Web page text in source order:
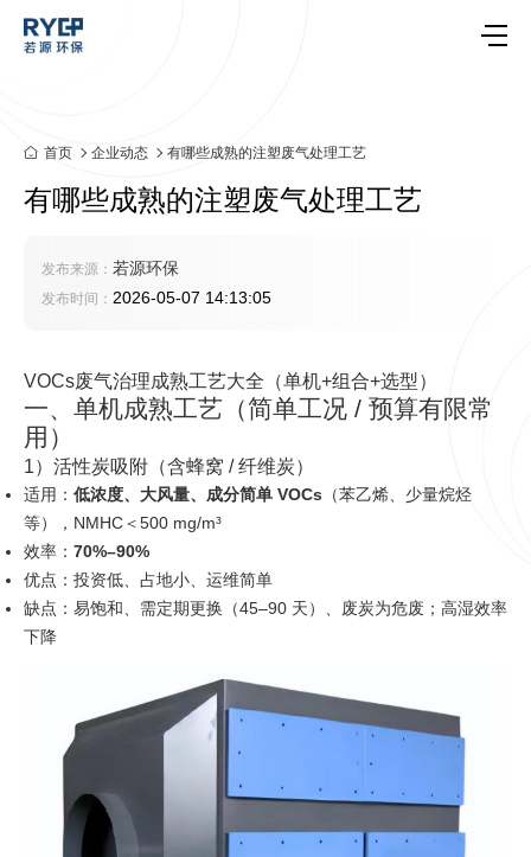
首页 企业动态 有哪些成熟的注塑废气处理工艺
有哪些成熟的注塑废气处理工艺
发布来源： 若源环保
发布时间： 2026-05-07 14:13:05
VOCs废气治理成熟工艺大全（单机+组合+选型）
一、单机成熟工艺（简单工况 / 预算有限常
用）
1）活性炭吸附（含蜂窝 / 纤维炭）
适用： 低浓度、大风量、成分简单 VOCs （苯乙烯、少量烷烃
等），NMHC＜500 mg/m³
效率： 70%–90%
优点：投资低、占地小、运维简单
缺点：易饱和、需定期更换（45–90 天）、废炭为危废；高湿效率
下降